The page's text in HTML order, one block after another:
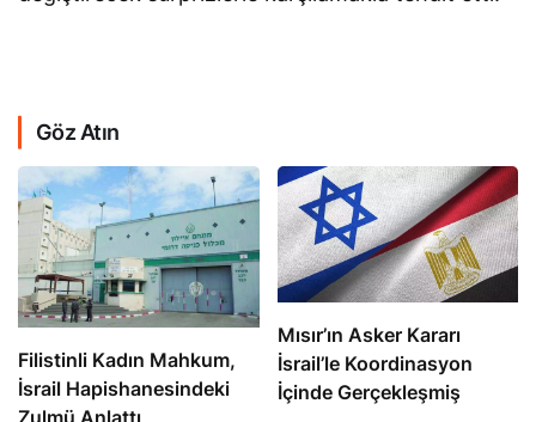
Göz Atın
Filistinli Kadın Mahkum,
İsrail Hapishanesindeki
Zulmü Anlattı
Mısır’ın Asker Kararı
İsrail’le Koordinasyon
İçinde Gerçekleşmiş